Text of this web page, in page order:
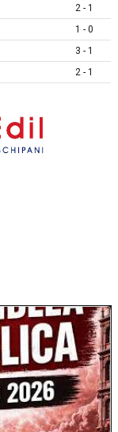
2 - 1
1 - 0
3 - 1
2 - 1